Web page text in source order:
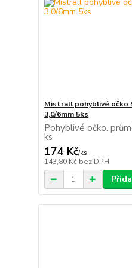
Mistrall pohyblivé očko
3,0/6mm 5ks
Pohyblivé očko.
ks
174 Kč/ks
143,80 Kč bez DPH